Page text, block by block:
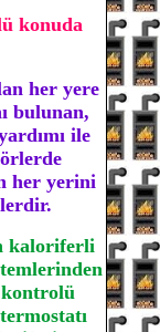
konuda
her yere
bulunan,
ile
her yerini
kaloriferli
kontrolü